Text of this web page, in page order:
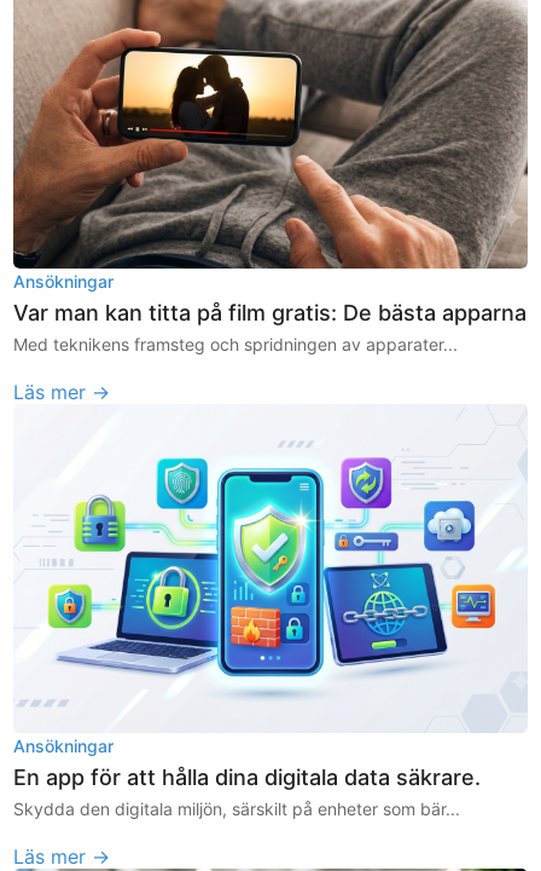
Ansökningar
Var man kan titta på film gratis: De bästa apparna
Med teknikens framsteg och spridningen av apparater...
Läs mer →
Ansökningar
En app för att hålla dina digitala data säkrare.
Skydda den digitala miljön, särskilt på enheter som bär...
Läs mer →